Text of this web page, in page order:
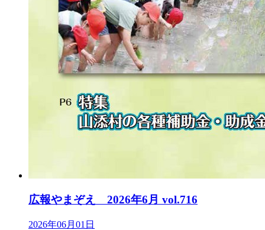
広報やまぞえ 2026年6月 vol.716
2026年06月01日